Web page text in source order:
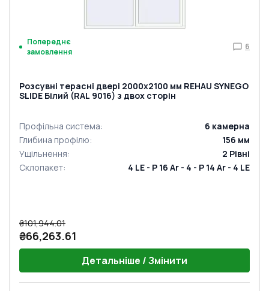
Попереднє
замовлення
6
Розсувні терасні двері 2000x2100 мм REHAU SYNEGO
SLIDE Білий (RAL 9016) з двох сторін
Профільна система: 6 камерна
Глибина профілю: 156 мм
Ущільнення: 2 Рівні
Склопакет: 4 LE - P 16 Ar - 4 - P 14 Ar - 4 LE
₴101,944.01
₴66,263.61
Детальніше / Змінити